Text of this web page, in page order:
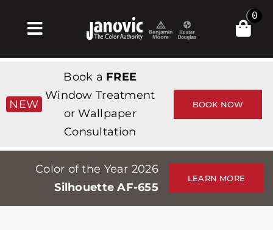
Toggle
Navigation
Products & Services
Κατάστημα
Professionals
Stores
0
NEW
Book a FREE
Window Treatment
or Wallpaper
Consultation
BOOK NOW
Color of the Year 2026
Silhouette AF-655
LEARN MORE